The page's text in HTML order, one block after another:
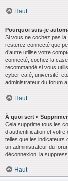
Haut
Pourquoi suis-je
Si vous ne cochez pas la
resterez connecté que
d’autre utilise votre
connecté, cochez la case
recommandé si vous
cyber-café, université,
administrateur du forum
Haut
À quoi sert «
Cela supprime tous les
d’authentification et
telles que les indicateurs
un administrateur du
déconnexion, la
Haut